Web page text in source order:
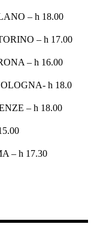
– h 18.00
– h 17.00
– h 16.00
h 18.0
– h 18.00
– h 17.30